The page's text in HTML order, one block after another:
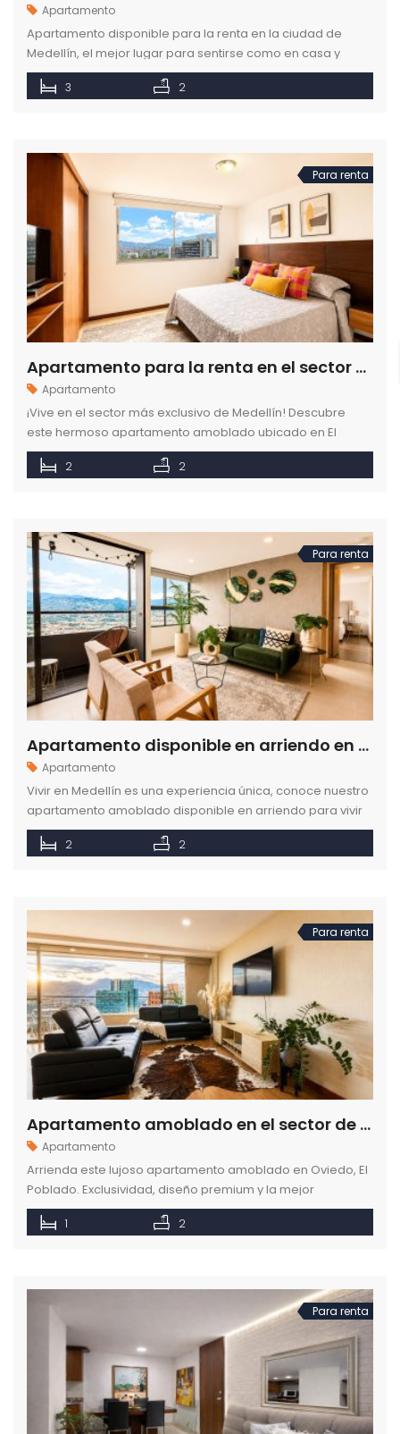
Apartamento
Apartamento disponible para la renta en la ciudad de
Medellín, el mejor lugar para sentirse como en casa y
disfrutar tus mejores momentos.
3 2
Para renta
Apartamento para la renta en el sector de El Poblado en Medellín
Apartamento
¡Vive en el sector más exclusivo de Medellín! Descubre
este hermoso apartamento amoblado ubicado en El
Poblado.
2 2
Para renta
Apartamento disponible en arriendo en Las Palmas Medellín
Apartamento
Vivir en Medellín es una experiencia única, conoce nuestro
apartamento amoblado disponible en arriendo para vivir
en el sector de Las Palmas.
2 2
Para renta
Apartamento amoblado en el sector de El Poblado en Medellín Antioquia
Apartamento
Arrienda este lujoso apartamento amoblado en Oviedo, El
Poblado. Exclusividad, diseño premium y la mejor
ubicación de Medellín. ¡Cotiza en Como en casa!
1 2
Para renta